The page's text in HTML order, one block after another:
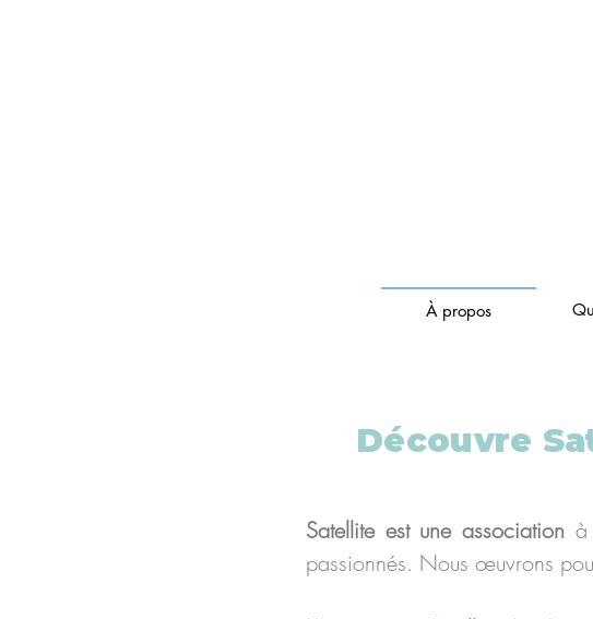
À propos
Découvre
Satellite est une association
passionnés. Nous œuvrons